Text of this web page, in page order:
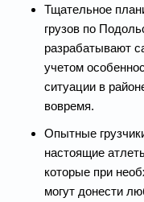
Тщательное
грузов по
разрабатывают
учетом
ситуации в
вовремя.
Опытные
настоящие
которые при
могут донести